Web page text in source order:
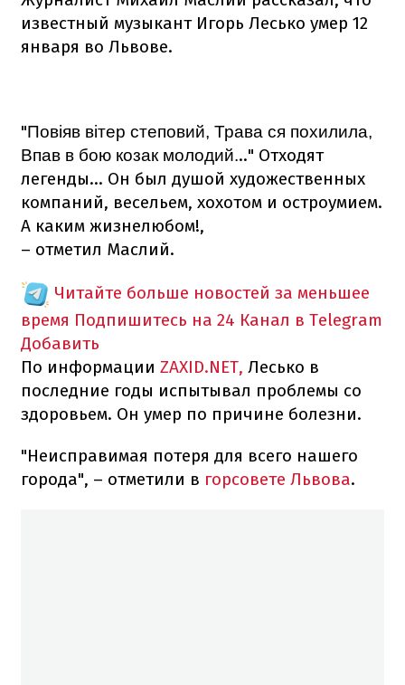
известный музыкант Игорь Лесько умер 12
января во Львове.
"Повіяв вітер степовий, Трава ся похилила,
Впав в бою козак молодий..." Отходят
легенды... Он был душой художественных
компаний, весельем, хохотом и остроумием.
А каким жизнелюбом!,
– отметил Маслий.
Читайте больше новостей за меньшее
время Подпишитесь на 24 Канал в Telegram
Добавить
По информации ZAXID.NET, Лесько в
последние годы испытывал проблемы со
здоровьем. Он умер по причине болезни.
"Неисправимая потеря для всего нашего
города", – отметили в горсовете Львова.